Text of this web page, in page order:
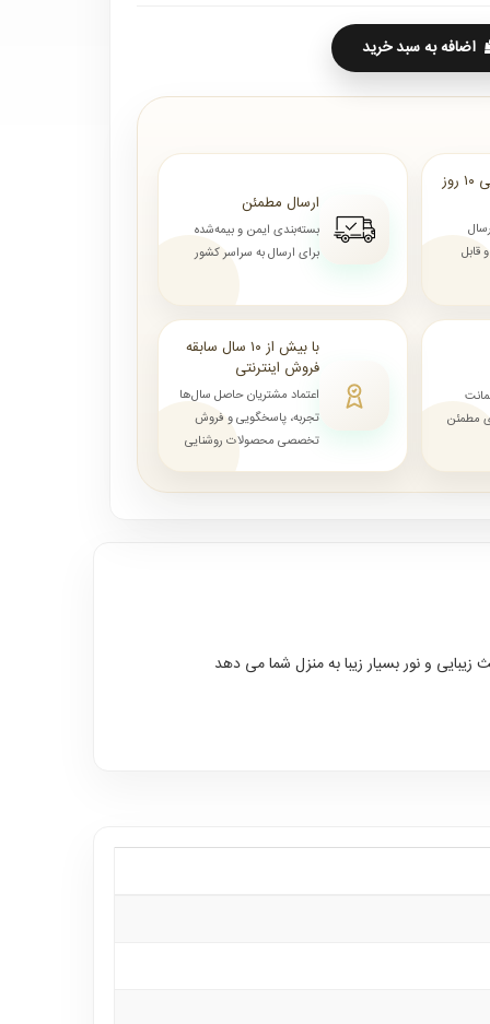
اضافه به سبد خرید
ارسال از ۷ روز الی ۱۰ روز
ارسال مطمئن
بسته‌بندی ایمن و بیمه‌شده
برای ارسال به سراسر کشور
مطمئن
با بیش از ۱۰ سال سابقه
فروش اینترنتی
اعتماد مشتریان حاصل سال‌ها
تجربه، پاسخگویی و فروش
تخصصی محصولات روشنایی
و نور بسیار زیبا به منزل شما می دهد